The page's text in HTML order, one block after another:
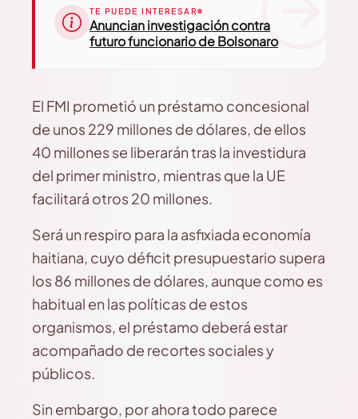
TE PUEDE INTERESAR
Anuncian investigación contra
futuro funcionario de Bolsonaro
El FMI prometió un préstamo concesional
de unos 229 millones de dólares, de ellos
40 millones se liberarán tras la investidura
del primer ministro, mientras que la UE
facilitará otros 20 millones.
Será un respiro para la asfixiada economía
haitiana, cuyo déficit presupuestario supera
los 86 millones de dólares, aunque como es
habitual en las políticas de estos
organismos, el préstamo deberá estar
acompañado de recortes sociales y
públicos.
Sin embargo, por ahora todo parece